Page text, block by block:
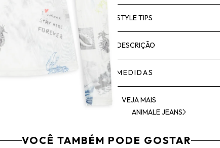
STYLE TIPS
DESCRIÇÃO
MEDIDAS
VEJA MAIS
ANIMALE JEANS
VOCÊ TAMBÉM PODE GOSTAR